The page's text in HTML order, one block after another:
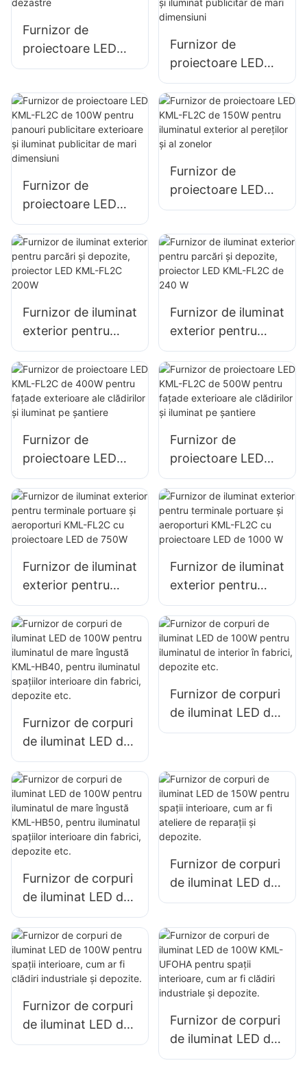
construcții
depozitare
Furnizor de
proiectoare LED
KML-FL05 de 200
situații de urgență
și dezastre
Furnizor de
proiectoare LED
KML-FL2C de 50W
pentru panouri
publicitare
exterioare și
de mari dimensiuni
Furnizor de
proiectoare LED
KML-FL2C de 100W
pentru panouri
publicitare
exterioare și
de mari dimensiuni
Furnizor de
proiectoare LED
KML-FL2C de 150W
exterior al pereților
și al zonelor
Furnizor de iluminat
exterior pentru
parcări și depozite,
proiector LED KML-
FL2C 200W
Furnizor de iluminat
exterior pentru
parcări și depozite,
proiector LED KML-
FL2C de 240 W
Furnizor de
proiectoare LED
KML-FL2C de
400W pentru
fațade exterioare
ale clădirilor și
Furnizor de
proiectoare LED
KML-FL2C de
500W pentru
fațade exterioare
ale clădirilor și
Furnizor de iluminat
exterior pentru
terminale portuare
și aeroporturi KML-
FL2C cu
proiectoare LED de
750W
Furnizor de iluminat
exterior pentru
terminale portuare
și aeroporturi KML-
FL2C cu
proiectoare LED de
Furnizor de corpuri
de iluminat LED de
100W pentru
iluminatul de mare
îngustă KML-HB40,
pentru iluminatul
spațiilor interioare
din fabrici,
depozite etc.
Furnizor de corpuri
de iluminat LED de
100W pentru
interior în fabrici,
depozite etc.
Furnizor de corpuri
de iluminat LED de
100W pentru
iluminatul de mare
îngustă KML-HB50,
pentru iluminatul
spațiilor interioare
din fabrici,
depozite etc.
Furnizor de corpuri
de iluminat LED de
150W pentru spații
ateliere de reparații
și depozite.
Furnizor de corpuri
de iluminat LED de
100W pentru spații
Furnizor de corpuri
de iluminat LED de
100W KML-UFOHA